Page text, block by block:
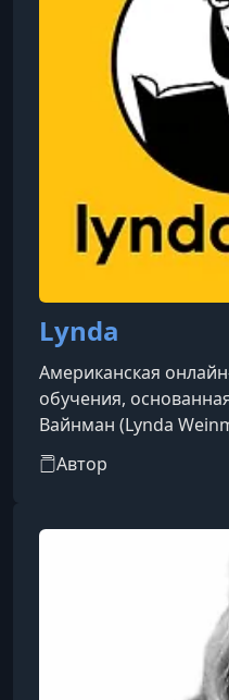
Lynda
Американская
обучения,
Вайнман (Lynda
(Bruce Heavin).
дополнением к
анимации. Со
один из ведущих
программного
бизнес-навыков
экспертами отрасли.
Автор